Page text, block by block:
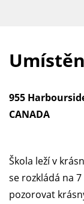
955
CANADA
Škola leží v
se rozkládá na
pozorovat